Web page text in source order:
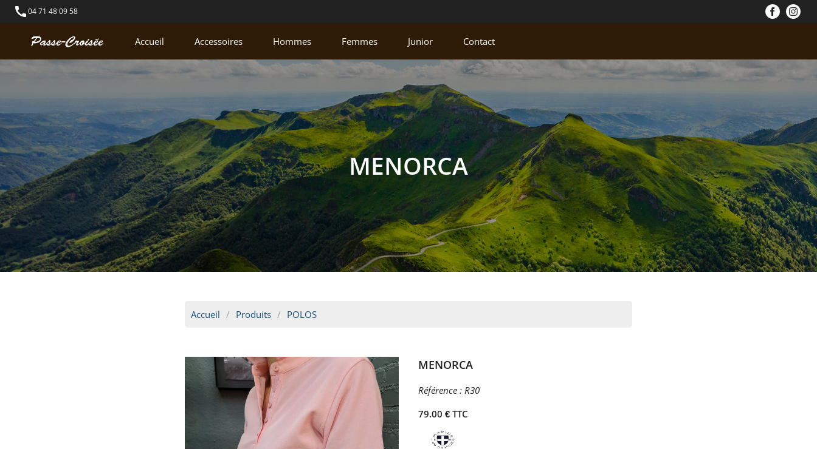
call04 71 48 09 58
Accueil Accessoires Hommes Femmes Junior Contact
MENORCA
Accueil Produits POLOS
MENORCA
Référence : R30
79.00 € TTC